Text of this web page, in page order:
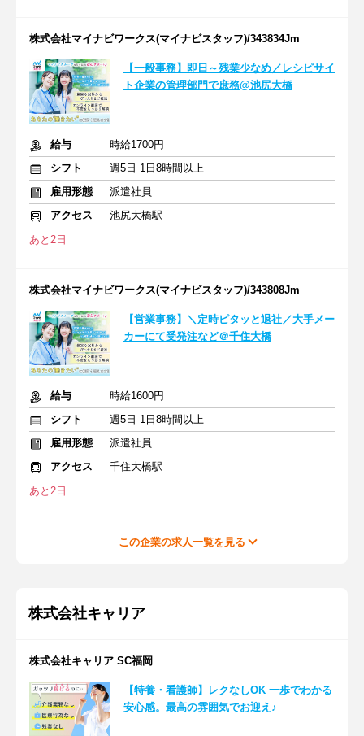
株式会社マイナビワークス(マイナビスタッフ)/343834Jm
【一般事務】即日～残業少なめ／レシピサイ
ト企業の管理部門で庶務@池尻大橋
給与
時給1700円
シフト
週5日 1日8時間以上
雇用形態
派遣社員
アクセス
池尻大橋駅
あと2日
株式会社マイナビワークス(マイナビスタッフ)/343808Jm
【営業事務】＼定時ピタッと退社／大手メー
カーにて受発注など＠千住大橋
給与
時給1600円
シフト
週5日 1日8時間以上
雇用形態
派遣社員
アクセス
千住大橋駅
あと2日
この企業の求人一覧を見る
株式会社キャリア
株式会社キャリア SC福岡
【特養・看護師】レクなしOK 一歩でわかる
安心感。最高の雰囲気でお迎え♪